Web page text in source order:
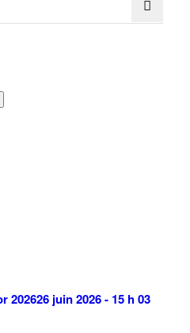
202626 juin 2026 - 15 h 03